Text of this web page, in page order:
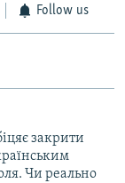
Follow us
закрити
Чи реально